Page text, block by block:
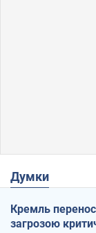
Думки
Кремль
загрозою